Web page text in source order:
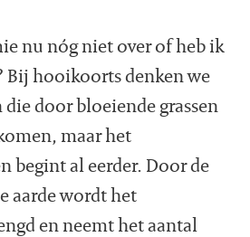
nu nóg niet over of heb ik
hooikoorts denken we
die door bloeiende grassen
maar het
begint al eerder. Door de
aarde wordt het
en neemt het aantal